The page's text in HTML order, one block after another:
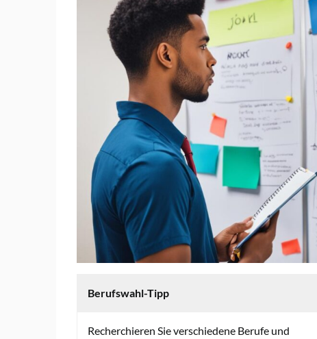
Berufswahl-Tipp
Recherchieren Sie verschiedene Berufe und